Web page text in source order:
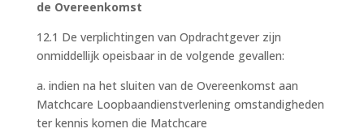
de Overeenkomst
12.1 De verplichtingen van Opdrachtgever zijn
onmiddellijk opeisbaar in de volgende gevallen:
a. indien na het sluiten van de Overeenkomst aan
Matchcare Loopbaandienstverlening omstandigheden
ter kennis komen die Matchcare